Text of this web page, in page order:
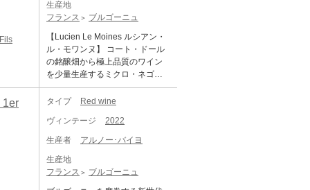
口 フルボディ The Wine Indepen
dent：98-100 ポイント Lisa Perr
ネ・フラン60％、メルロー40％
のブレンドである2023年産オー
ゾーヌは、pH 3.63、深みのある
ガーネット・パープル色を呈し
で、その個性を現そうとしない
ため、よく振ったり、懇願した
香りを引き出す必要がある。フ
レッシュなブラックベリー、ス
ミレ、リコリス、鉛筆の削りか
ます。この粘土の下には、赤い
礫からなる下層土と、「クラッ
セ・ド・フェール（crasse de fe
r）」として知られる、鉄分を豊
富に含む硬く透水性の低い土壌
層があります。この魅力的な土
さ、深み、そして複雑さをもた
さなコンクリートタンクで醸造
され、熟成はオーク樽で行われ
ます。 「シャトー・トロタノ
ワ」は、生まれながらにして深
みと複雑さ、豊かな濃縮感を備
が、鑑定家は、しなやかでなめ
らかな、絹のような舌触りとエ
価している。早く飲み頃になる
のが普通で、ヴィンテージの5年
ないし6年後には飲めるようにな
る。以前ル・ゲが所有していた
老木の小区画をムエックス社が
ラ・フルール・ペトリュスのた
めに購入したのと、その名前と
品質と少ない生産量のために、
今後高価になる傾向がある。
は、畑は鉄分を多く含んだ層を
ベースとした、砂利の混じる深
シャトーだけが認められていま
した。まさに右岸シャトーの頂
点と言えるシュヴァル・ブラン
とオーゾンヌ。 「ル・プティ・
シュヴァル ブラン」は、シャト
ー・シュヴァル・ブランが2014
ュヴァル・ブランでは、10年以
上に亘り、サンテミリオン・グ
ドウを手掛けています。 2006年
にラ・トゥール・パン・フィジ
ャックから取得した畑にソーヴ
生産地
フランス
ブルゴーニュ
【Lucien Le Moines ルシアン・
ル・モワンヌ】 コート・ドール
の銘醸畑から極上品質のワイン
を少量生産するミクロ・ネゴシ
アン。現オーナーのムニール・
サウマ氏は元シトー派の修道僧
ニアでワイン造りを学び、1999
年に妻のロテム夫人とともにル
ました。夫妻はブルゴーニュに
居を構え、長年にわたりワイン
造りの修練を重ねながら、優良
1er
タイプ
Red wine
ヴィンテージ
2022
生産者
アルノー･バイヨ
生産地
フランス
ブルゴーニュ